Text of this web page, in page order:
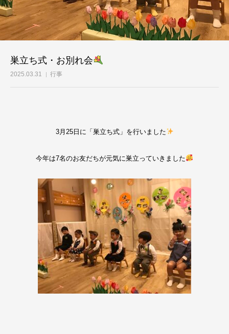
巣立ち式・お別れ会
2025.03.31 行事
3月25日に「巣立ち式」を行いました
今年は7名のお友だちが元気に巣立っていきました